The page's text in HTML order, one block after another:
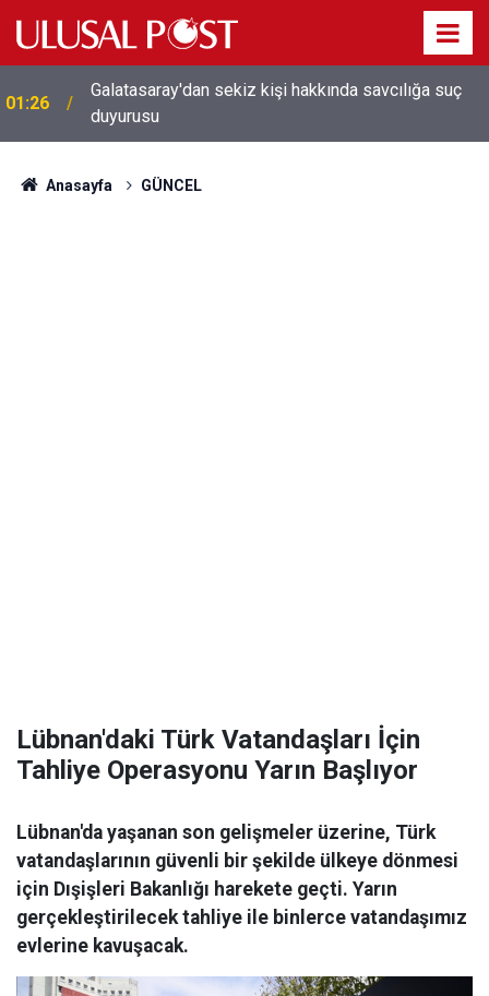
01:26
Galatasaray'dan sekiz kişi hakkında savcılığa suç
duyurusu
Anasayfa GÜNCEL
Lübnan'daki Türk Vatandaşları İçin
Tahliye Operasyonu Yarın Başlıyor
Lübnan'da yaşanan son gelişmeler üzerine, Türk
vatandaşlarının güvenli bir şekilde ülkeye dönmesi
için Dışişleri Bakanlığı harekete geçti. Yarın
gerçekleştirilecek tahliye ile binlerce vatandaşımız
evlerine kavuşacak.